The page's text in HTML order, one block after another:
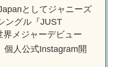
としてジャニーズ
ングル『JUST
界メジャーデビュー
個人公式Instagram開